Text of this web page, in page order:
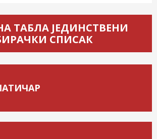
ТАБЛА ЈЕДИНСТВЕНИ
СПИСАК